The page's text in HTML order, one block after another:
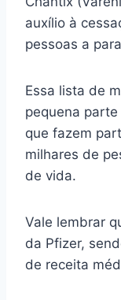
auxílio à
pessoas a
Essa lista de
pequena
que fazem
milhares de
de vida.
Vale lembrar
da Pfizer,
de receita